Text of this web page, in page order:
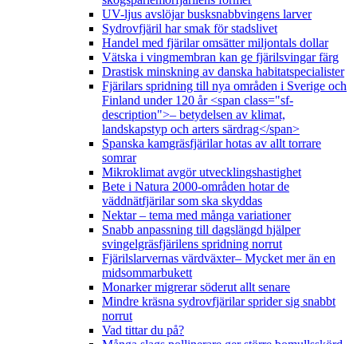
UV-ljus avslöjar busksnabbvingens larver
Sydrovfjäril har smak för stadslivet
Handel med fjärilar omsätter miljontals dollar
Vätska i vingmembran kan ge fjärilsvingar färg
Drastisk minskning av danska habitatspecialister
Fjärilars spridning till nya områden i Sverige och
Finland under 120 år <span class="sf-
description">– betydelsen av klimat,
landskapstyp och arters särdrag</span>
Spanska kamgräsfjärilar hotas av allt torrare
somrar
Mikroklimat avgör utvecklingshastighet
Bete i Natura 2000-områden hotar de
väddnätfjärilar som ska skyddas
Nektar – tema med många variationer
Snabb anpassning till dagslängd hjälper
svingelgräsfjärilens spridning norrut
Fjärilslarvernas värdväxter– Mycket mer än en
midsommarbukett
Monarker migrerar söderut allt senare
Mindre kräsna sydrovfjärilar sprider sig snabbt
norrut
Vad tittar du på?